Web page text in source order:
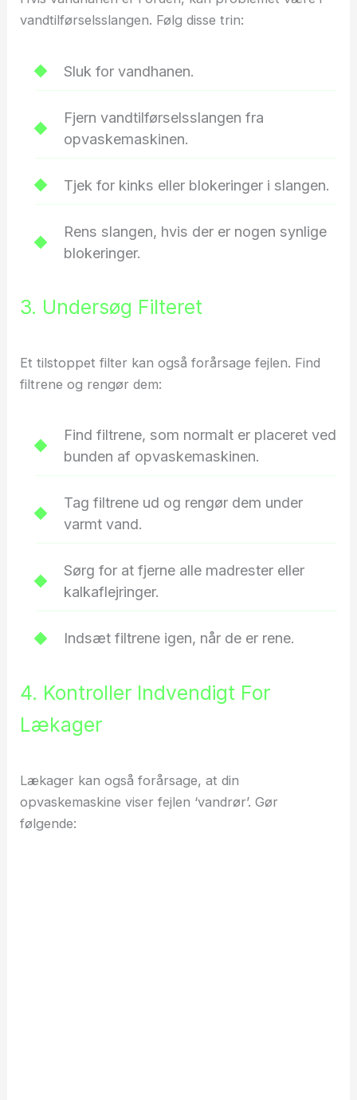
vandtilførselsslangen. Følg disse trin:
Sluk for vandhanen.
Fjern vandtilførselsslangen fra
opvaskemaskinen.
Tjek for kinks eller blokeringer i slangen.
Rens slangen, hvis der er nogen synlige
blokeringer.
3. Undersøg Filteret
Et tilstoppet filter kan også forårsage fejlen. Find
filtrene og rengør dem:
Find filtrene, som normalt er placeret ved
bunden af opvaskemaskinen.
Tag filtrene ud og rengør dem under
varmt vand.
Sørg for at fjerne alle madrester eller
kalkaflejringer.
Indsæt filtrene igen, når de er rene.
4. Kontroller Indvendigt For
Lækager
Lækager kan også forårsage, at din
opvaskemaskine viser fejlen ‘vandrør’. Gør
følgende: